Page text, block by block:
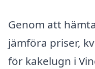
Genom att
jämföra priser,
för kakelugn i